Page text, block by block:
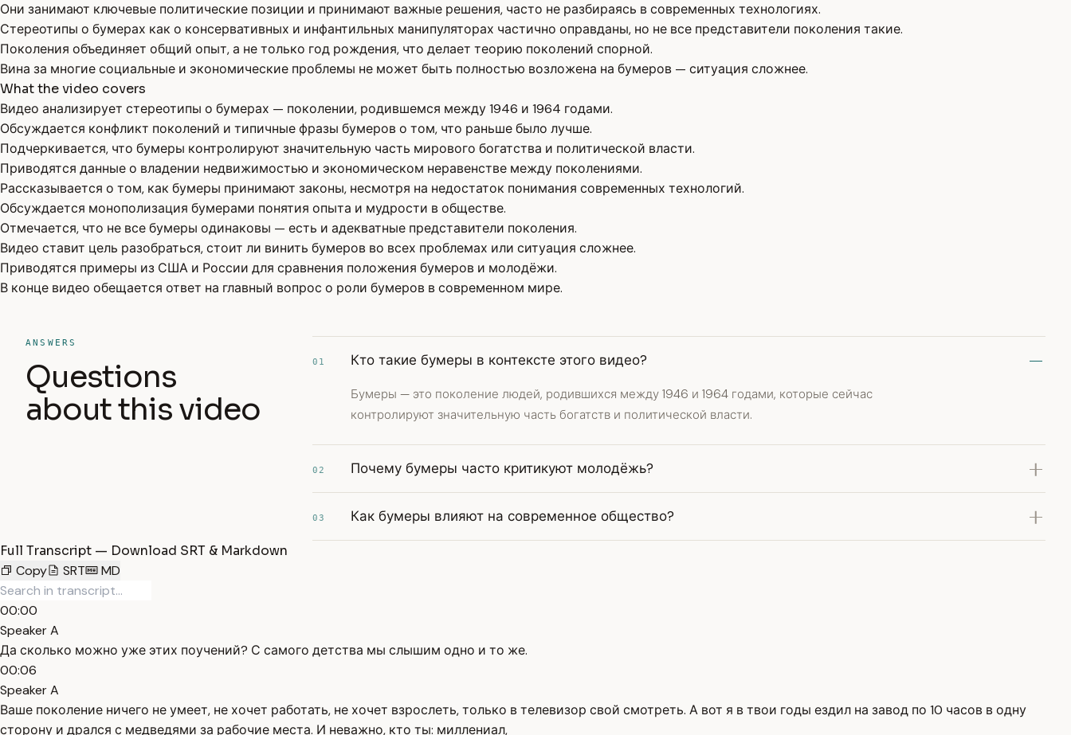
Они занимают ключевые политические позиции и принимают важные решения, часто не разбираясь в современных технологиях.
Стереотипы о бумерах как о консервативных и инфантильных манипуляторах частично оправданы, но не все представители поколения такие.
Поколения объединяет общий опыт, а не только год рождения, что делает теорию поколений спорной.
Вина за многие социальные и экономические проблемы не может быть полностью возложена на бумеров — ситуация сложнее.
What the video covers
Видео анализирует стереотипы о бумерах — поколении, родившемся между 1946 и 1964 годами.
Обсуждается конфликт поколений и типичные фразы бумеров о том, что раньше было лучше.
Подчеркивается, что бумеры контролируют значительную часть мирового богатства и политической власти.
Приводятся данные о владении недвижимостью и экономическом неравенстве между поколениями.
Рассказывается о том, как бумеры принимают законы, несмотря на недостаток понимания современных технологий.
Обсуждается монополизация бумерами понятия опыта и мудрости в обществе.
Отмечается, что не все бумеры одинаковы — есть и адекватные представители поколения.
Видео ставит цель разобраться, стоит ли винить бумеров во всех проблемах или ситуация сложнее.
Приводятся примеры из США и России для сравнения положения бумеров и молодёжи.
В конце видео обещается ответ на главный вопрос о роли бумеров в современном мире.
ANSWERS
Questions
about this video
01 Кто такие бумеры в контексте этого видео?
Бумеры — это поколение людей, родившихся между 1946 и 1964 годами, которые сейчас
контролируют значительную часть богатств и политической власти.
02 Почему бумеры часто критикуют молодёжь?
03 Как бумеры влияют на современное общество?
Full Transcript — Download SRT & Markdown
Copy
SRT MD
00:00
Speaker A
Да сколько можно уже этих поучений? С самого детства мы слышим одно и то же.
00:06
Speaker A
Ваше поколение ничего не умеет, не хочет работать, не хочет взрослеть, только в телевизор свой смотреть. А вот я в твои годы ездил на завод по 10 часов в одну
сторону и дрался с медведями за рабочие места. И неважно, кто ты: миллениал,